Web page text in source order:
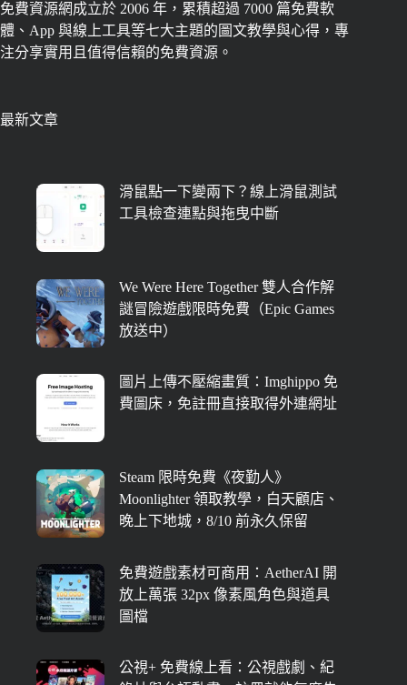
免費資源網成立於 2006 年，累積超過 7000 篇免費軟
體、App 與線上工具等七大主題的圖文教學與心得，專
注分享實用且值得信賴的免費資源。
最新文章
滑鼠點一下變兩下？線上滑鼠測試
工具檢查連點與拖曳中斷
We Were Here Together 雙人合作解
謎冒險遊戲限時免費（Epic Games
放送中）
圖片上傳不壓縮畫質：Imghippo 免
費圖床，免註冊直接取得外連網址
Steam 限時免費《夜勤人》
Moonlighter 領取教學，白天顧店、
晚上下地城，8/10 前永久保留
免費遊戲素材可商用：AetherAI 開
放上萬張 32px 像素風角色與道具
圖檔
公視+ 免費線上看：公視戲劇、紀